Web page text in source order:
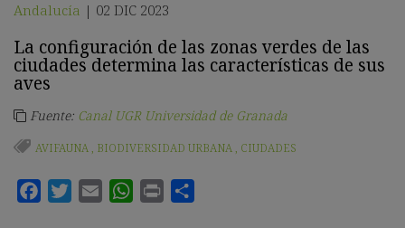
Andalucía | 02 DIC 2023
La configuración de las zonas verdes de las
ciudades determina las características de sus
aves
Fuente: Canal UGR Universidad de Granada
AVIFAUNA, BIODIVERSIDAD URBANA, CIUDADES